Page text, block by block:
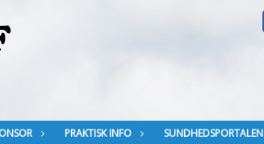
PRAKTISK INFO SUNDHEDSPORTALEN